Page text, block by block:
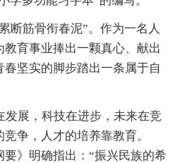
筋骨衔春泥”。作为一名人
育事业捧出一颗真心、献出
坚实的脚步踏出一条属于自
展，科技在进步，未来在竞
争，人才的培养靠教育。
要》明确指出：“振兴民族的希